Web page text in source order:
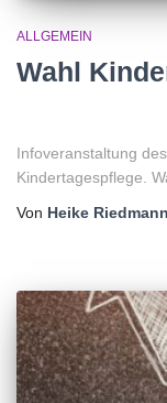
ALLGEMEIN
Wahl
Infoveranstaltung
Kindertagespflege.
Von Heike Riedmann